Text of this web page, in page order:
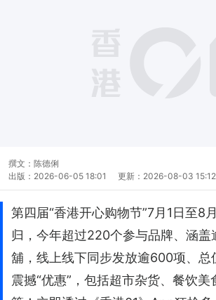
撰文： 陈德俐
出版： 2026-06-05 18:01 更新： 2026-08-03 15:12
第四届“香港开心购物节”7月1日至8
归，今年超过220个参与品牌、涵
舖，线上线下同步发放逾600项、总
震撼“优惠”，包括超市杂货、餐饮美